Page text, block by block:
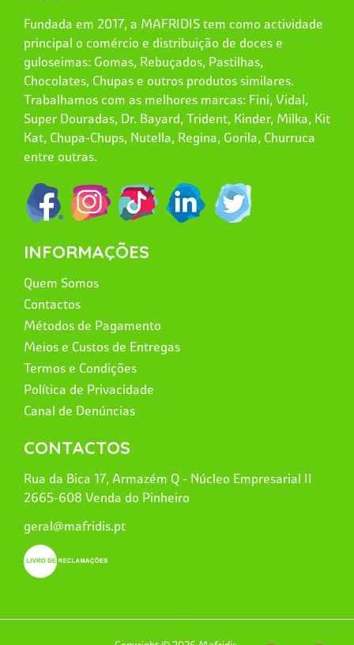
Fundada em 2017, a MAFRIDIS tem como actividade
principal o comércio e distribuição de doces e
guloseimas: Gomas, Rebuçados, Pastilhas,
Chocolates, Chupas e outros produtos similares.
Trabalhamos com as melhores marcas: Fini, Vidal,
Super Douradas, Dr. Bayard, Trident, Kinder, Milka, Kit
Kat, Chupa-Chups, Nutella, Regina, Gorila, Churruca
entre outras.
INFORMAÇÕES
Quem Somos
Contactos
Métodos de Pagamento
Meios e Custos de Entregas
Termos e Condições
Política de Privacidade
Canal de Denúncias
CONTACTOS
Rua da Bica 17, Armazém Q - Núcleo Empresarial II
2665-608 Venda do Pinheiro
geral@mafridis.pt